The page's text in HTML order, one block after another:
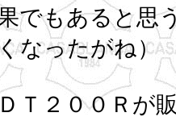
でもあると思
なったがね）
Ｔ２００Ｒが